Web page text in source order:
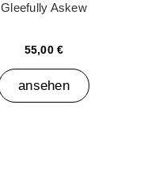
Gleefully Askew
55,00 €
ansehen